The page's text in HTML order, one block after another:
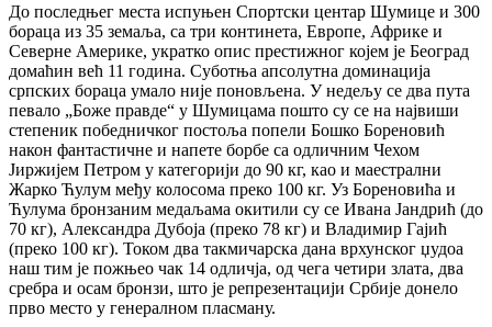
До последњег места испуњен Спортски центар Шумице и 300
бораца из 35 земаља, са три континета, Европе, Африке и
Северне Америке, укратко опис престижног којем је Београд
домаћин већ 11 година. Суботња апсолутна доминација
српских бораца умало није поновљена. У недељу се два пута
певало „Боже правде“ у Шумицама пошто су се на највиши
степеник победничког постоља попели Бошко Бореновић
након фантастичне и напете борбе са одличним Чехом
Јиржијем Петром у категорији до 90 кг, као и маестрални
Жарко Ћулум међу колосома преко 100 кг. Уз Бореновића и
Ћулума бронзаним медаљама окитили су се Ивана Јандрић (до
70 кг), Александра Дубоја (преко 78 кг) и Владимир Гајић
(преко 100 кг). Током два такмичарска дана врхунског џудоа
наш тим је пожњео чак 14 одличја, од чега четири злата, два
сребра и осам бронзи, што је репрезентацији Србије донело
прво место у генералном пласману.